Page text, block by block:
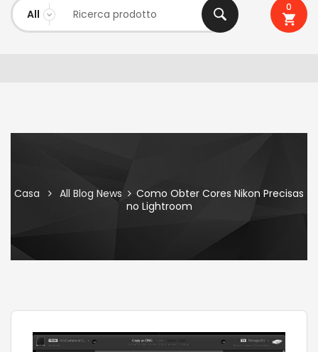
0
Casa All Blog News
Como Obter Cores Nikon Precisas
no Lightroom